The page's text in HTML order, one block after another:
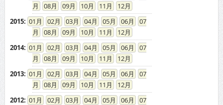
08
09 10 11
12
2015: 01 02 03 04 05 06
07
08
09 10 11
12
2014: 01 02 03 04 05 06
07
08
09 10 11
12
2013: 01 02 03 04 05 06
07
08
09 10 11
12
2012: 01 02 03 04 05 06
07